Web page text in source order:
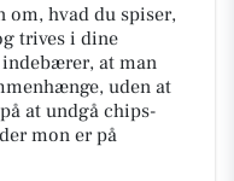
om, hvad du spiser,
trives i dine
at man
uden at
at undgå chips-
mon er på